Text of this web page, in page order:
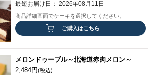
最短お届け日： 2026年08月11日
商品詳細画面でケーキを選択してください。
ご購入はこちら
メロンドゥーブル～北海道赤肉メロン～
2,484円(税込)